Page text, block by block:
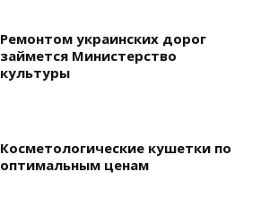
Ремонтом украинских дорог
займется Министерство
культуры
Косметологические кушетки по
оптимальным ценам